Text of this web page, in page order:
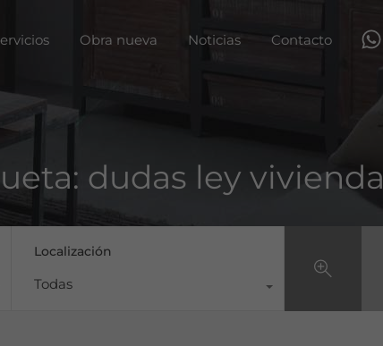
Inicio Servicios Obra nueva
Obra nueva Noticias Contacto
dudas ley vivienda
Localización
Todas